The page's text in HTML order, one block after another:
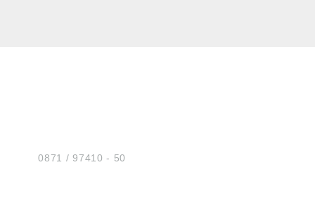
Tel.:0871 / 97410 - 50